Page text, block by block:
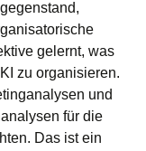
gelernt, was
zu organisieren.
und
für die
Das ist ein